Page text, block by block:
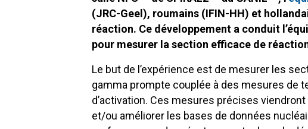
(JRC-Geel), roumains (IFIN-HH) et
réaction. Ce développement a conduit
pour mesurer la section efficace de
Le but de l’expérience est de mesurer les
gamma prompte couplée à des mesures de
d’activation. Ces mesures précises
et/ou améliorer les bases de données